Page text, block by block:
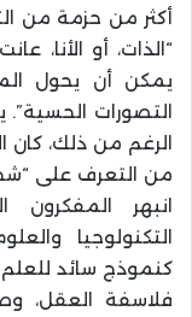
أكثر من حزمة من
“الذات، أو
يمكن أن يحول
التصورات
الرغم من ذلك، كان
من التعرف على
انبهر المفكرون
التكنولوجيا
كنموذج سائد
فلاسفة العقل،